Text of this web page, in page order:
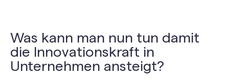
Was kann man nun tun damit
die Innovationskraft in
Unternehmen ansteigt?